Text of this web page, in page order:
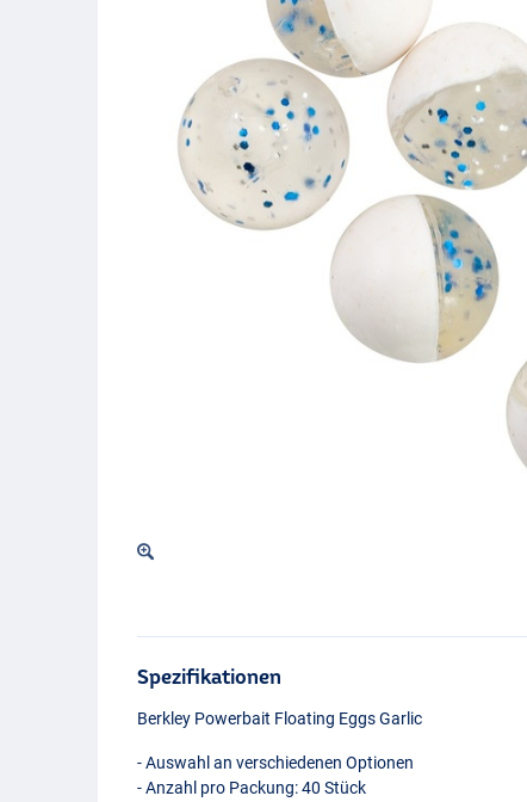
Spezifikationen
Berkley Powerbait Floating Eggs Garlic
- Auswahl an verschiedenen Optionen
- Anzahl pro Packung: 40 Stück